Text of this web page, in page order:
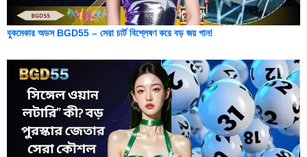
বুকমেকার অডস BGD55 – সেরা চার্ট বিশ্লেষণ করে বড় জয় পান!